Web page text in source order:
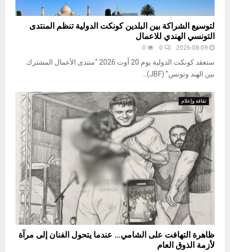
لتوسيع الشراكة بين البلدين كونكت الدولية تنظم المنتدى
التونسي الهندي للاعمال
2026-08-09
0
0
ستعقد كونكت الدولية يوم 20 أوت 2026 “منتدى الأعمال المشترك
بين الهند وتونس” (JBF)...
ثقافة وإعلام
ظاهرة التهافت على الشامي… عندما يتحول الفنان إلى مرآة
لأزمة الذوق العام